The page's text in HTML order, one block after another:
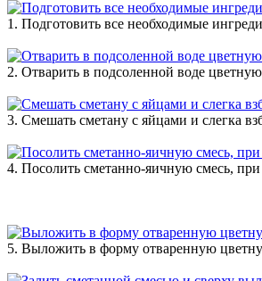
1. Подготовить все необходимые
2. Отварить в подсоленной воде
3. Смешать сметану с яйцами и слегка
4. Посолить сметанно-яичную смесь,
5. Выложить в форму отваренную